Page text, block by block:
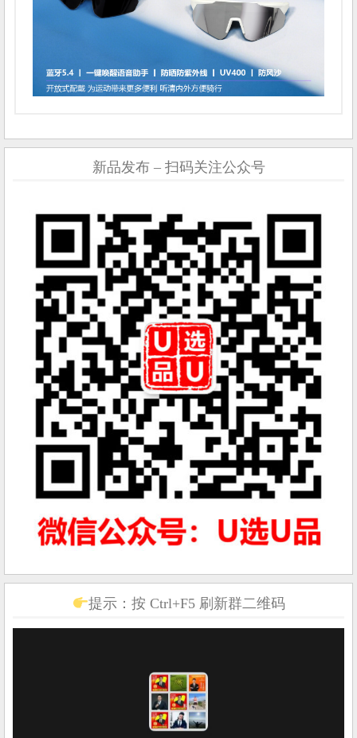
新品发布 – 扫码关注公众号
提示：按 Ctrl+F5 刷新群二维码